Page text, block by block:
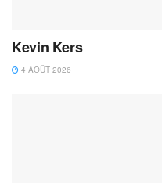
Kevin Kers
4 AOÛT 2026